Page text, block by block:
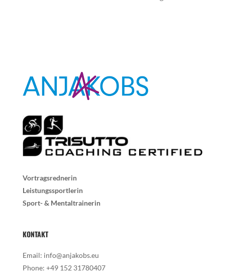
Vortragsrednerin
Leistungssportlerin
Sport- & Mentaltrainerin
KONTAKT
Email: info@anjakobs.eu
Phone: +49 152 31780407